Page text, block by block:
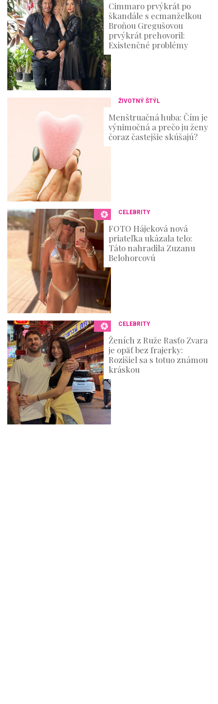
Cimmaro prvýkrát po
škandále s ecmanželkou
Broňou Gregušovou
prvýkrát prehovoril:
Existenčné problémy
ŽIVOTNÝ ŠTÝL
Menštruačná huba: Čím je
výnimočná a prečo ju ženy
čoraz častejšie skúšajú?
CELEBRITY
FOTO Hájeková nová
priateľka ukázala telo:
Táto nahradila Zuzanu
Belohorcovú
CELEBRITY
Ženích z Ruže Rasťo Zvara
je opäť bez frajerky:
Rozišiel sa s totuo známou
kráskou